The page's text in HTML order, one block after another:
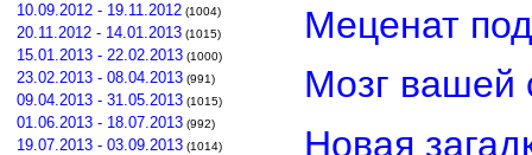
10.09.2012 - 19.11.2012 (1004)
20.11.2012 - 14.01.2013 (1015)
15.01.2013 - 22.02.2013 (1000)
23.02.2013 - 08.04.2013 (991)
09.04.2013 - 31.05.2013 (1015)
01.06.2013 - 18.07.2013 (992)
19.07.2013 - 03.09.2013 (1014)
Меценат
Мозг вашей
Новая